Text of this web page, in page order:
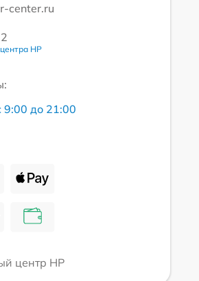
center.ru
HP
9:00 до 21:00
центр HP